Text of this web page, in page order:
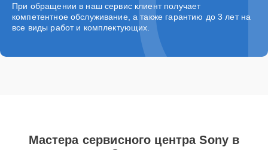
При обращении в наш сервис клиент получает
компетентное обслуживание, а также гарантию до 3 лет на
все виды работ и комплектующих.
Мастера сервисного центра Sony в